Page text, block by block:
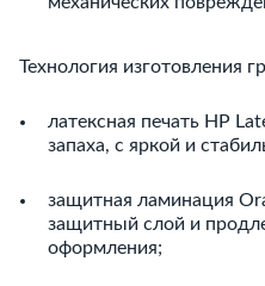
Технология изготовления
латексная печать HP
запаха, с яркой и
защитная ламинация
защитный слой и
оформления;